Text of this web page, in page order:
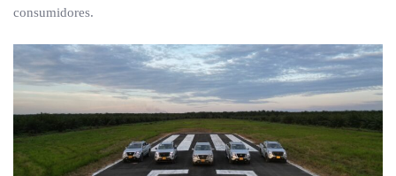
consumidores.